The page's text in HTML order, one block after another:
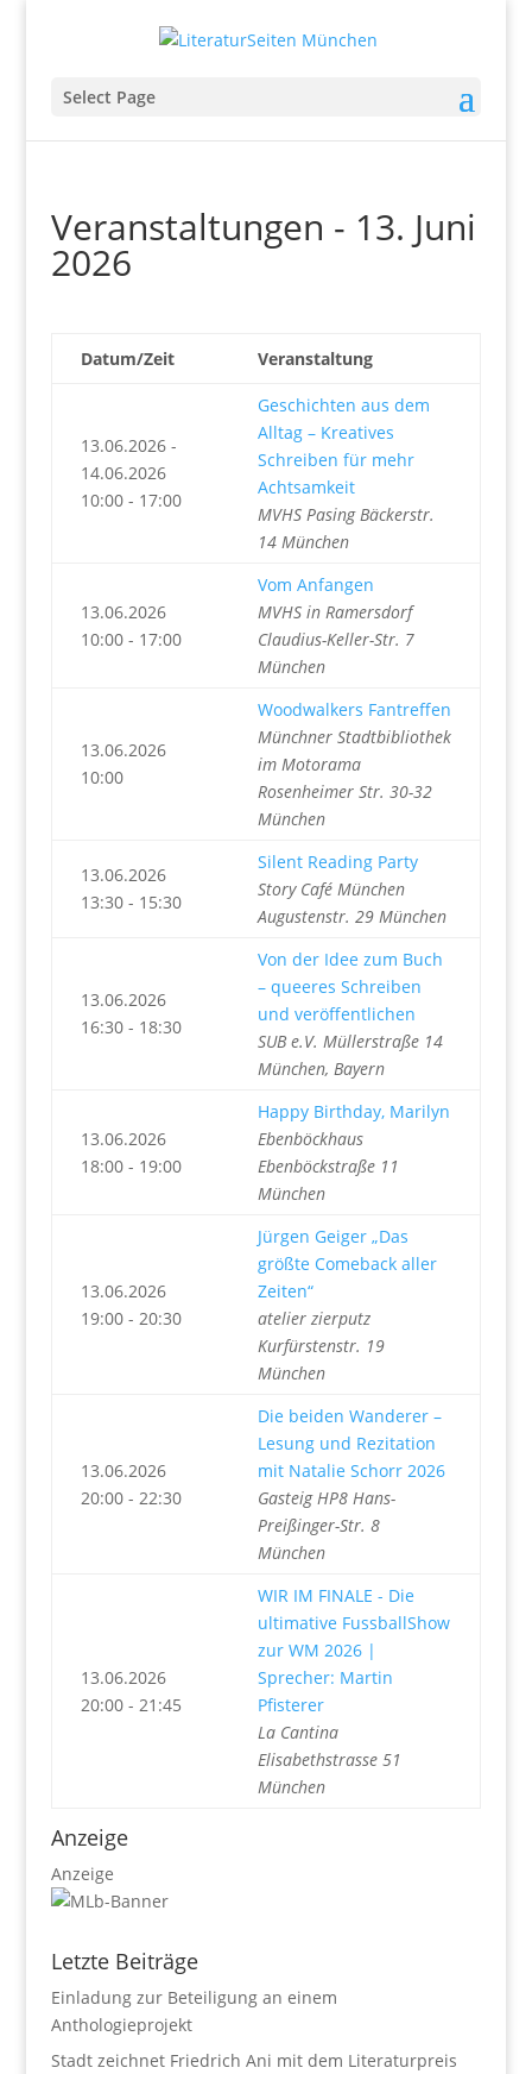
Select Page
Veranstaltungen - 13. Juni
2026
Datum/Zeit Veranstaltung
13.06.2026 -
14.06.2026
10:00 - 17:00
Geschichten aus dem
Alltag – Kreatives
Schreiben für mehr
Achtsamkeit
MVHS Pasing Bäckerstr.
14 München
13.06.2026
10:00 - 17:00
Vom Anfangen
MVHS in Ramersdorf
Claudius-Keller-Str. 7
München
13.06.2026
10:00
Woodwalkers Fantreffen
Münchner Stadtbibliothek
im Motorama
Rosenheimer Str. 30-32
München
13.06.2026
13:30 - 15:30
Silent Reading Party
Story Café München
Augustenstr. 29 München
13.06.2026
16:30 - 18:30
Von der Idee zum Buch
– queeres Schreiben
und veröffentlichen
SUB e.V. Müllerstraße 14
München, Bayern
13.06.2026
18:00 - 19:00
Happy Birthday, Marilyn
Ebenböckhaus
Ebenböckstraße 11
München
13.06.2026
19:00 - 20:30
Jürgen Geiger „Das
größte Comeback aller
Zeiten“
atelier zierputz
Kurfürstenstr. 19
München
13.06.2026
20:00 - 22:30
Die beiden Wanderer –
Lesung und Rezitation
mit Natalie Schorr 2026
Gasteig HP8 Hans-
Preißinger-Str. 8
München
13.06.2026
20:00 - 21:45
WIR IM FINALE - Die
ultimative FussballShow
zur WM 2026 |
Sprecher: Martin
Pfisterer
La Cantina
Elisabethstrasse 51
München
Anzeige
Anzeige
Letzte Beiträge
Einladung zur Beteiligung an einem
Anthologieprojekt
Stadt zeichnet Friedrich Ani mit dem Literaturpreis